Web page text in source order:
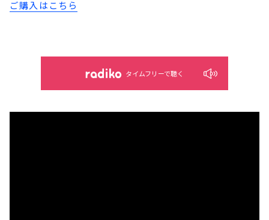
ご購入はこちら
タイムフリーで聴く